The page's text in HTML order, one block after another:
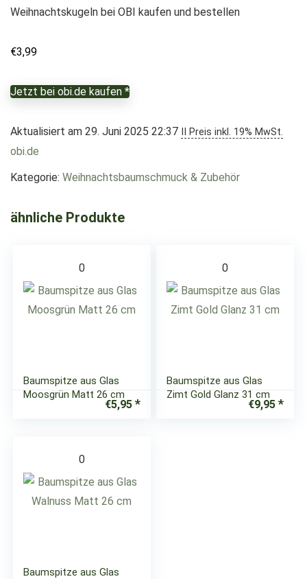
Weihnachtskugeln bei OBI kaufen und bestellen
€3,99
Jetzt bei obi.de kaufen *
Aktualisiert am 29. Juni 2025 22:37 II Preis inkl. 19% MwSt.
obi.de
Kategorie: Weihnachtsbaumschmuck & Zubehör
ähnliche Produkte
0
Baumspitze aus Glas
Moosgrün Matt 26 cm
€5,95
0
Baumspitze aus Glas
Zimt Gold Glanz 31 cm
€9,95
0
Baumspitze aus Glas